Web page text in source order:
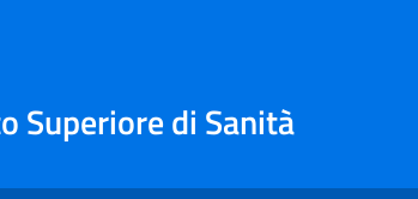
Superiore di Sanità